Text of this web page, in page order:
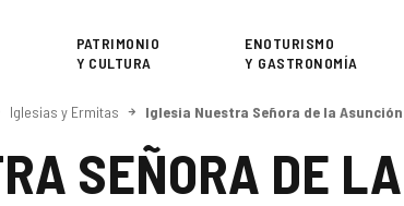
Superior
PATRIMONIO
Y CULTURA
ENOTURISMO
Y GASTRONOMÍA
Iglesias y Ermitas Iglesia Nuestra Señora de la Asunción
SEÑORA DE